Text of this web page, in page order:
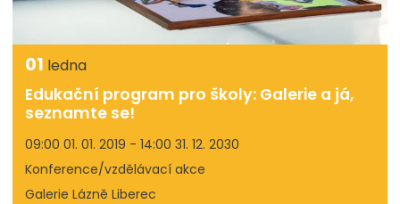
01 ledna
Edukační program pro školy: Galerie a já,
seznamte se!
09:00 01. 01. 2019 - 14:00 31. 12. 2030
Konference/vzdělávací akce
Galerie Lázně Liberec